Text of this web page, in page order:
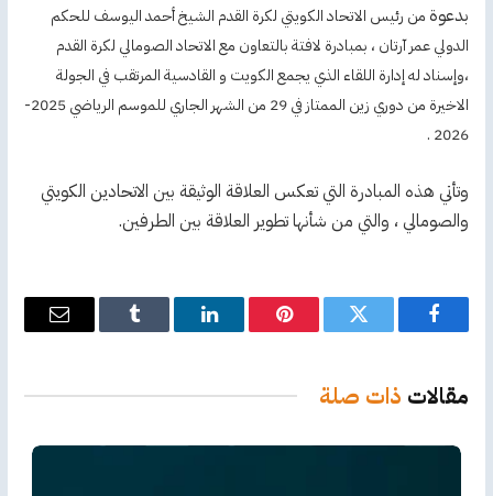
بدعوة من رئيس الاتحاد الكويتي لكرة القدم الشيخ أحمد اليوسف للحكم
الدولي عمر آرتان ، بمبادرة لافتة بالتعاون مع الاتحاد الصومالي لكرة القدم
،وإسناد له إدارة اللقاء الذي يجمع الكويت و القادسية المرتقب في الجولة
الاخيرة من دوري زين الممتاز في 29 من الشهر الجاري للموسم الرياضي 2025-
2026 .
وتأتي هذه المبادرة التي تعكس العلاقة الوثيقة بين الاتحادين الكويتي
والصومالي ، والتي من شأنها تطوير العلاقة بين الطرفين.
فيسبوك تويتر بينتيريستلينكدإن Tumblr
البريد
مقالات ذات صلة